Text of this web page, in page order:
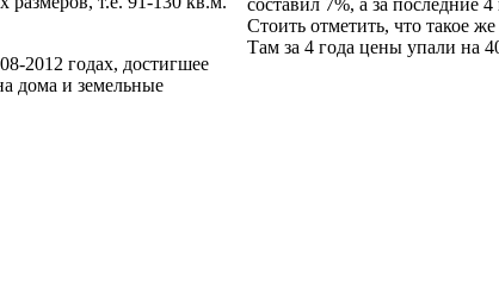
2012 годах, достигшее
дома и земельные
составил 7%, а за последние 4
Стоить отметить, что такое
Там за 4 года цены упали на